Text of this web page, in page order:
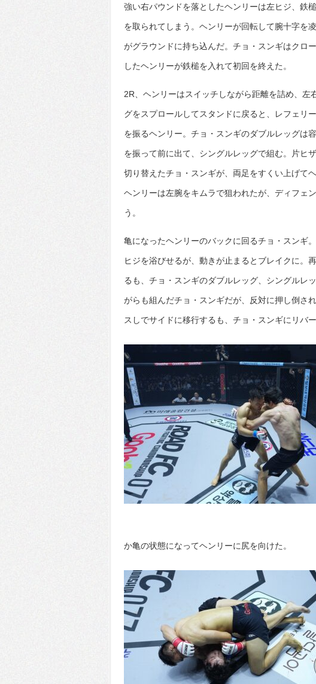
強い右パウンドを落としたヘンリーは左ヒジ、鉄
を取られてしまう。ヘンリーが回転して腕十字を
がグラウンドに持ち込んだ。チョ・スンギはクロ
したヘンリーが鉄槌を入れて初回を終えた。
2R、ヘンリーはスイッチしながら距離を詰め、左
グをスプロールしてスタンドに戻ると、レフェリ
を振るヘンリー。チョ・スンギのダブルレッグは
を振って前に出て、シングルレッグで組む。片ヒ
切り替えたチョ・スンギが、両足をすくい上げて
ヘンリーは左腕をキムラで狙われたが、ディフェ
う。
亀になったヘンリーのバックに回るチョ・スンギ
ヒジを浴びせるが、動きが止まるとブレイクに。
るも、チョ・スンギのダブルレッグ、シングルレ
がらも組んだチョ・スンギだが、反対に押し倒さ
スしでサイドに移行するも、チョ・スンギにリバ
か亀の状態になってヘンリーに尻を向けた。